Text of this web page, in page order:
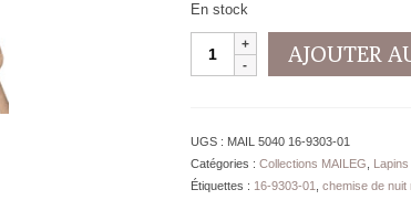
En stock
quantité
TAILLE
AJOUTER
UGS : MAIL 5040 16-9303-01
Catégories : Collections MAILEG
Lapins
Étiquettes : 16-9303-01 chemise de nuit